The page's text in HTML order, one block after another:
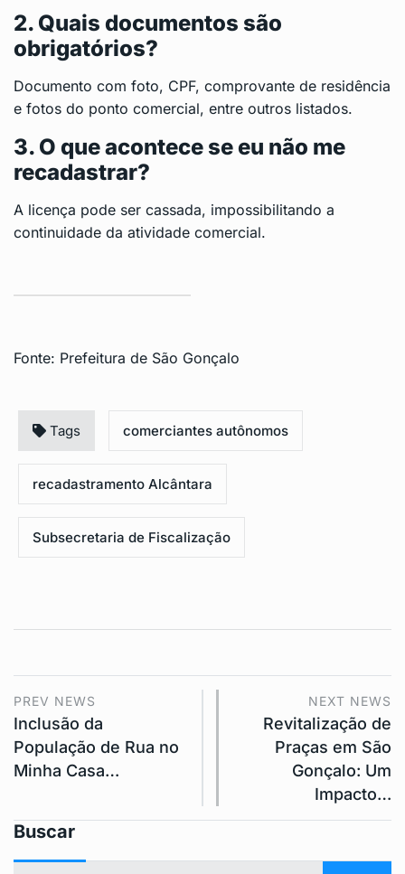
2. Quais documentos são
obrigatórios?
Documento com foto, CPF, comprovante de residência
e fotos do ponto comercial, entre outros listados.
3. O que acontece se eu não me
recadastrar?
A licença pode ser cassada, impossibilitando a
continuidade da atividade comercial.
Fonte: Prefeitura de São Gonçalo
Tags comerciantes autônomos
recadastramento Alcântara
Subsecretaria de Fiscalização
PREV NEWS
Inclusão da
População de Rua no
Minha Casa…
NEXT NEWS
Revitalização de
Praças em São
Gonçalo: Um
Impacto…
Buscar